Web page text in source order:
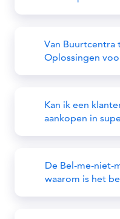
Van Buurtcentra
Oplossingen
Kan ik een
aankopen in
De Bel-me-niet-
waarom is het